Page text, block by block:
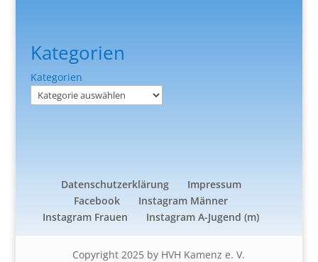
Kategorien
Kategorien
Datenschutzerklärung
Impressum
Facebook
Instagram Männer
Instagram Frauen
Instagram A-Jugend (m)
Copyright 2025 by HVH Kamenz e. V.